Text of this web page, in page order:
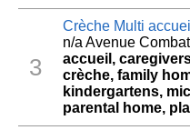
3
Crèche Multi
n/a Avenue
accueil,
crèche, family
kindergartens,
parental home,